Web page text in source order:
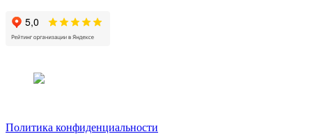
Политика конфиденциальности